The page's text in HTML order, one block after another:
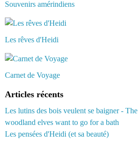
Souvenirs amérindiens
Les rêves d'Heidi
Carnet de Voyage
Articles récents
Les lutins des bois veulent se baigner - The
woodland elves want to go for a bath
Les pensées d'Heidi (et sa beauté)